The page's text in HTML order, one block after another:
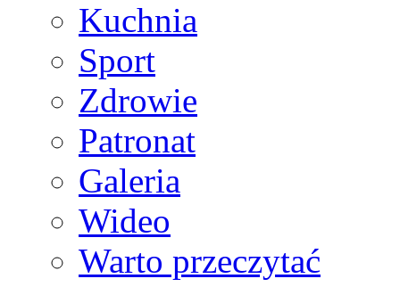
Kuchnia
Sport
Zdrowie
Patronat
Galeria
Wideo
Warto przeczytać